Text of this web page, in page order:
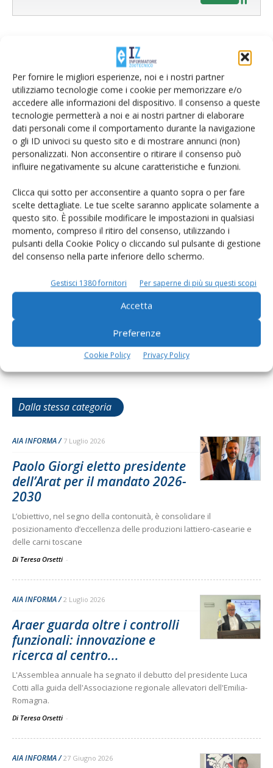
Per fornire le migliori esperienze, noi e i nostri partner
utilizziamo tecnologie come i cookie per memorizzare e/o
accedere alle informazioni del dispositivo. Il consenso a queste
tecnologie permetterà a noi e ai nostri partner di elaborare
dati personali come il comportamento durante la navigazione
o gli ID univoci su questo sito e di mostrare annunci (non)
personalizzati. Non acconsentire o ritirare il consenso può
influire negativamente su alcune caratteristiche e funzioni.
Clicca qui sotto per acconsentire a quanto sopra o per fare
scelte dettagliate. Le tue scelte saranno applicate solamente a
questo sito. È possibile modificare le impostazioni in qualsiasi
momento, compreso il ritiro del consenso, utilizzando i
pulsanti della Cookie Policy o cliccando sul pulsante di gestione
del consenso nella parte inferiore dello schermo.
Gestisci 1380 fornitori Per saperne di più su questi scopi
Accetta
Preferenze
Cookie Policy Privacy Policy
Catalogo Aziende e Prodotti
Un modo semplice per cercare un'azienda o un
prodotto!
Cerca adesso
L'Esperto risponde
I consigli di Terra e Vita agli agricoltori
Dalla stessa categoria
AIA INFORMA 7 Luglio 2026
Paolo Giorgi eletto presidente
dell’Arat per il mandato 2026-
2030
L’obiettivo, nel segno della contonuità, è consolidare il
posizionamento d’eccellenza delle produzioni lattiero-casearie e
delle carni toscane
Di Teresa Orsetti -
AIA INFORMA 2 Luglio 2026
Araer guarda oltre i controlli
funzionali: innovazione e
ricerca al centro...
L'Assemblea annuale ha segnato il debutto del presidente Luca
Cotti alla guida dell'Associazione regionale allevatori dell'Emilia-
Romagna.
Di Teresa Orsetti -
AIA INFORMA 27 Giugno 2026